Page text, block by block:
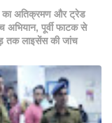
का अतिक्रमण और ट्रेड
अभियान, पूर्वी फाटक से
तक लाइसेंस की जांच